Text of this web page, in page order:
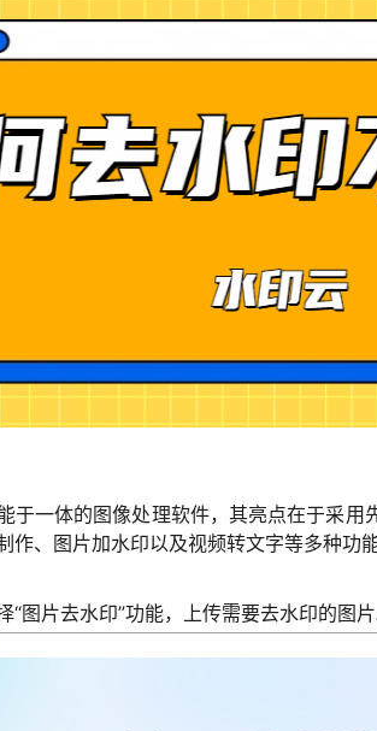
于一体的图像处理软件，其亮点在于采
作、图片加水印以及视频转文字等多种功能
图片去水印”功能，上传需要去水印的图片